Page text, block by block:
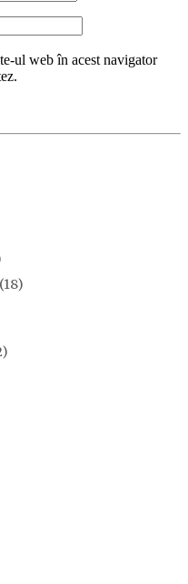
ul web în acest navigator
(18)